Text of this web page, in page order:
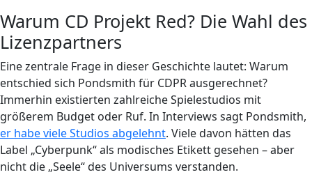
Warum CD Projekt Red? Die Wahl des
Lizenzpartners
Eine zentrale Frage in dieser Geschichte lautet: Warum
entschied sich Pondsmith für CDPR ausgerechnet?
Immerhin existierten zahlreiche Spielestudios mit
größerem Budget oder Ruf. In Interviews sagt Pondsmith,
er habe viele Studios abgelehnt. Viele davon hätten das
Label „Cyberpunk“ als modisches Etikett gesehen – aber
nicht die „Seele“ des Universums verstanden.